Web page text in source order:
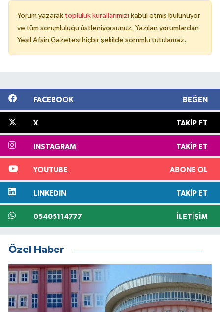
Yorum yazarak topluluk kurallarımızı kabul etmiş bulunuyor
ve tüm sorumluluğu üstleniyorsunuz. Yazılan yorumlardan
Yeşil Afşin Gazetesi hiçbir şekilde sorumlu tutulamaz.
FACEBOOK BEĞEN
X TAKIP ET
INSTAGRAM TAKIP ET
YOUTUBE ABONE OL
LINKEDIN TAKIP ET
05405114777 İLETIŞIM
Özel Haber